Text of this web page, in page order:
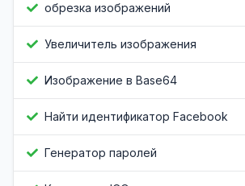
обрезка изображений
Увеличитель изображения
Изображение в Base64
Найти идентификатор Facebook
Генератор паролей